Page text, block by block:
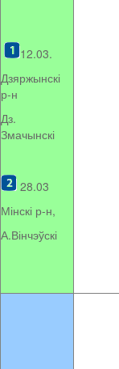
12.03.
Дзяржынскі
р-н
Дз.
Змачынскі
28.03
Мінскі р-н,
А.Вінчэўскі